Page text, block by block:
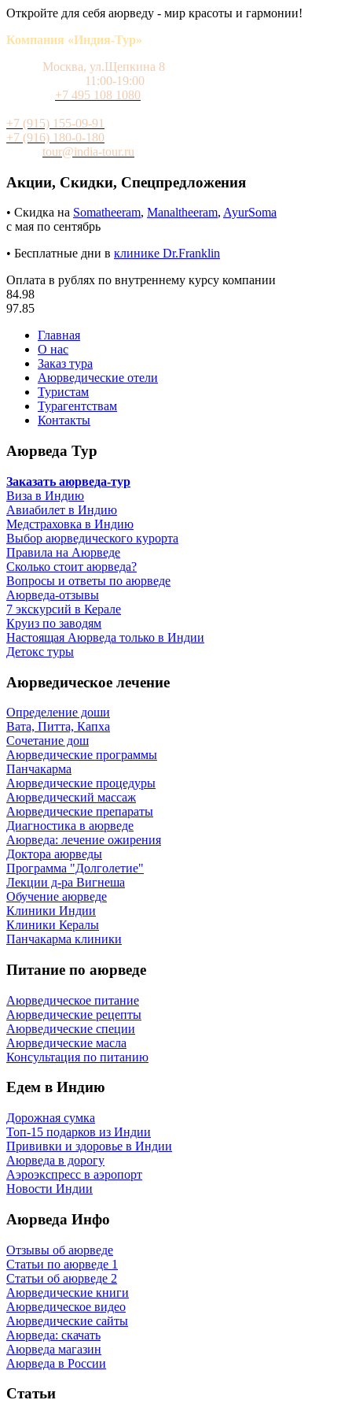
Откройте для себя аюрведу - мир красоты и гармонии!
Компания «Индия-Тур»
Москва, ул.Щепкина 8
11:00-19:00
+7 495 108 1080
+7 (915) 155-09-91
+7 (916) 180-0-180
tour@india-tour.ru
Акции, Скидки, Спецпредложения
• Скидка на Somatheeram, Manaltheeram, AyurSoma
с мая по сентябрь
• Бесплатные дни в клинике Dr.Franklin
Оплата в рублях по внутреннему курсу компании
84.98
97.85
Главная
О нас
Заказ тура
Аюрведические отели
Туристам
Турагентствам
Контакты
Аюрведа Тур
Заказать аюрведа-тур
Виза в Индию
Авиабилет в Индию
Медстраховка в Индию
Выбор аюрведического курорта
Правила на Аюрведе
Сколько стоит аюрведа?
Вопросы и ответы по аюрведе
Аюрведа-отзывы
7 экскурсий в Керале
Круиз по заводям
Настоящая Аюрведа только в Индии
Детокс туры
Аюрведическое лечение
Определение доши
Вата, Питта, Капха
Сочетание дош
Аюрведические программы
Панчакарма
Аюрведические процедуры
Аюрведический массаж
Аюрведические препараты
Диагностика в аюрведе
Аюрведа: лечение ожирения
Доктора аюрведы
Программа "Долголетие"
Лекции д-ра Вигнеша
Обучение аюрведе
Клиники Индии
Клиники Кералы
Панчакарма клиники
Питание по аюрведе
Аюрведическое питание
Аюрведические рецепты
Аюрведические специи
Аюрведические масла
Консультация по питанию
Едем в Индию
Дорожная сумка
Топ-15 подарков из Индии
Прививки и здоровье в Индии
Аюрведа в дорогу
Аэроэкспресс в аэропорт
Новости Индии
Аюрведа Инфо
Отзывы об аюрведе
Статьи по аюрведе 1
Статьи об аюрведе 2
Аюрведические книги
Аюрведическое видео
Аюрведические сайты
Аюрведа: скачать
Аюрведа магазин
Аюрведа в России
Статьи